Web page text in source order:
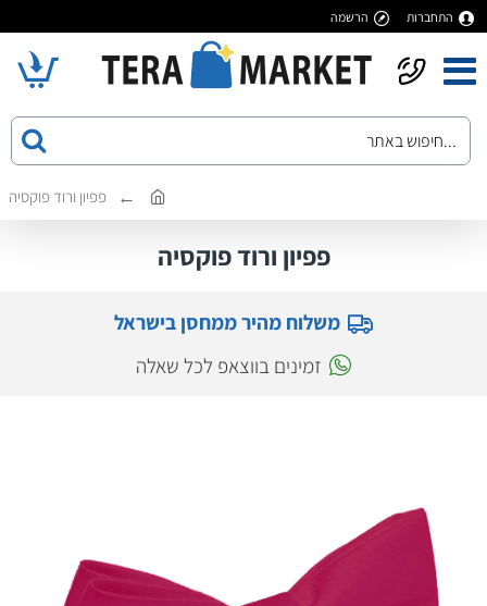
התחברות הרשמה
פפיון ורוד פוקסיה
פפיון ורוד פוקסיה
משלוח מהיר ממחסן בישראל
זמינים בווצאפ לכל שאלה